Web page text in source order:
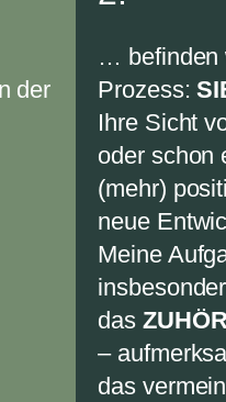
der
… befinden
Prozess:
Ihre Sicht
oder schon
(mehr)
neue
Meine
das
–
das